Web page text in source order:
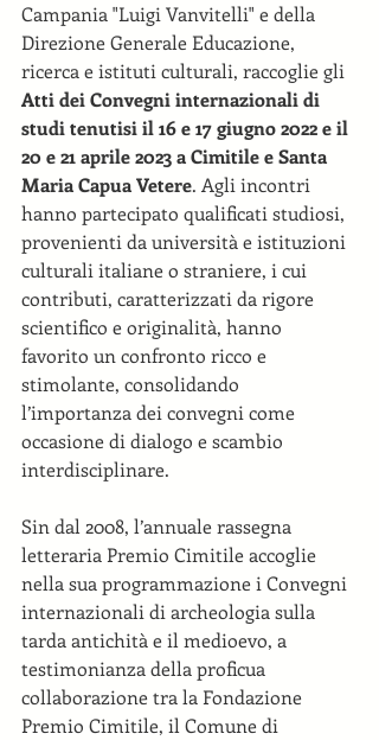
Campania "Luigi Vanvitelli" e della
Direzione Generale Educazione,
ricerca e istituti culturali, raccoglie gli
Atti dei Convegni internazionali di
studi tenutisi il 16 e 17 giugno 2022 e il
20 e 21 aprile 2023 a Cimitile e Santa
Maria Capua Vetere. Agli incontri
hanno partecipato qualificati studiosi,
provenienti da università e istituzioni
culturali italiane o straniere, i cui
contributi, caratterizzati da rigore
scientifico e originalità, hanno
favorito un confronto ricco e
stimolante, consolidando
l’importanza dei convegni come
occasione di dialogo e scambio
interdisciplinare.
Sin dal 2008, l’annuale rassegna
letteraria Premio Cimitile accoglie
nella sua programmazione i Convegni
internazionali di archeologia sulla
tarda antichità e il medioevo, a
testimonianza della proficua
collaborazione tra la Fondazione
Premio Cimitile, il Comune di